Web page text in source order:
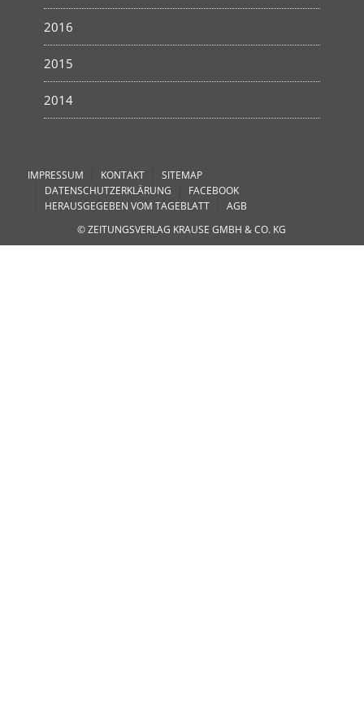
2016
2015
2014
IMPRESSUM KONTAKT
SITEMAP
DATENSCHUTZERKLÄRUNG
FACEBOOK
HERAUSGEGEBEN VOM TAGEBLATT
AGB
© ZEITUNGSVERLAG KRAUSE GMBH & CO. KG